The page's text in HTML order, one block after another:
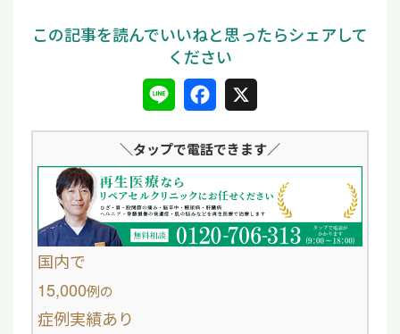
L
n
e
F
c
e
b
o
X
＼タップで電話できます／
国内で
15,000例の
症例実績あり